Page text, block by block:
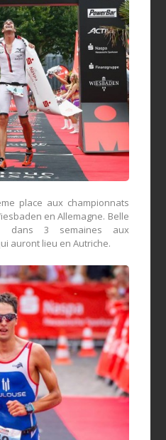
place aux championnats
en Allemagne. Belle
dans 3 semaines aux
auront lieu en Autriche.